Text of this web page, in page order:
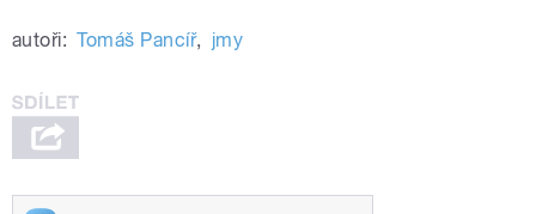
autoři: Tomáš Pancíř, jmy